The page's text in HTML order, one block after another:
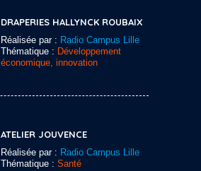
DRAPERIES HALLYNCK ROUBAIX
Réalisée par : Radio Campus Lille
Thématique : Développement
économique, innovation
ATELIER JOUVENCE
Réalisée par : Radio Campus Lille
Thématique : Santé